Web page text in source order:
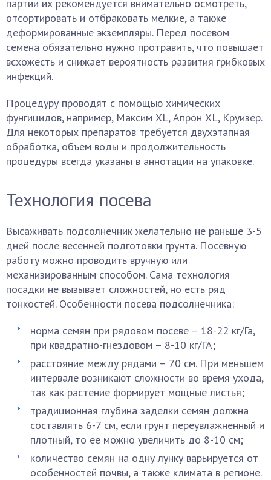
партии их рекомендуется внимательно осмотреть,
отсортировать и отбраковать мелкие, а также
деформированные экземпляры. Перед посевом
семена обязательно нужно протравить, что повышает
всхожесть и снижает вероятность развития грибковых
инфекций.
Процедуру проводят с помощью химических
фунгицидов, например, Максим XL, Апрон XL, Круизер.
Для некоторых препаратов требуется двухэтапная
обработка, объем воды и продолжительность
процедуры всегда указаны в аннотации на упаковке.
Технология посева
Высаживать подсолнечник желательно не раньше 3-5
дней после весенней подготовки грунта. Посевную
работу можно проводить вручную или
механизированным способом. Сама технология
посадки не вызывает сложностей, но есть ряд
тонкостей. Особенности посева подсолнечника:
норма семян при рядовом посеве – 18-22 кг/Га,
при квадратно-гнездовом – 8-10 кг/ГА;
расстояние между рядами – 70 см. При меньшем
интервале возникают сложности во время ухода,
так как растение формирует мощные листья;
традиционная глубина заделки семян должна
составлять 6-7 см, если грунт переувлажненный и
плотный, то ее можно увеличить до 8-10 см;
количество семян на одну лунку варьируется от
особенностей почвы, а также климата в регионе.